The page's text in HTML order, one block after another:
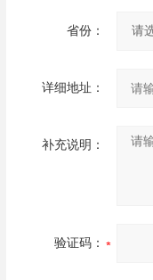
省份：
详细地址：
补充说明：
验证码：